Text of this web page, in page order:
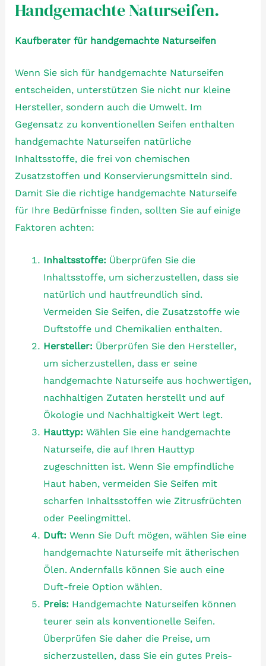
Handgemachte Naturseifen.
Kaufberater für handgemachte Naturseifen
Wenn Sie sich für handgemachte Naturseifen
entscheiden, unterstützen Sie nicht nur kleine
Hersteller, sondern auch die Umwelt. Im
Gegensatz zu konventionellen Seifen enthalten
handgemachte Naturseifen natürliche
Inhaltsstoffe, die frei von chemischen
Zusatzstoffen und Konservierungsmitteln sind.
Damit Sie die richtige handgemachte Naturseife
für Ihre Bedürfnisse finden, sollten Sie auf einige
Faktoren achten:
Inhaltsstoffe: Überprüfen Sie die
Inhaltsstoffe, um sicherzustellen, dass sie
natürlich und hautfreundlich sind.
Vermeiden Sie Seifen, die Zusatzstoffe wie
Duftstoffe und Chemikalien enthalten.
Hersteller: Überprüfen Sie den Hersteller,
um sicherzustellen, dass er seine
handgemachte Naturseife aus hochwertigen,
nachhaltigen Zutaten herstellt und auf
Ökologie und Nachhaltigkeit Wert legt.
Hauttyp: Wählen Sie eine handgemachte
Naturseife, die auf Ihren Hauttyp
zugeschnitten ist. Wenn Sie empfindliche
Haut haben, vermeiden Sie Seifen mit
scharfen Inhaltsstoffen wie Zitrusfrüchten
oder Peelingmittel.
Duft: Wenn Sie Duft mögen, wählen Sie eine
handgemachte Naturseife mit ätherischen
Ölen. Andernfalls können Sie auch eine
Duft-freie Option wählen.
Preis: Handgemachte Naturseifen können
teurer sein als konventionelle Seifen.
Überprüfen Sie daher die Preise, um
sicherzustellen, dass Sie ein gutes Preis-